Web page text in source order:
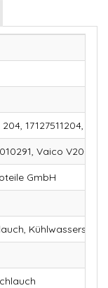
204, 17127511204, 7
Vaico V20-1687
GmbH